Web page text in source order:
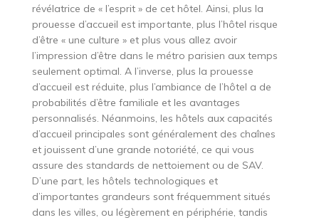
révélatrice de « l’esprit » de cet hôtel. Ainsi, plus la
prouesse d’accueil est importante, plus l’hôtel risque
d’être « une culture » et plus vous allez avoir
l’impression d’être dans le métro parisien aux temps
seulement optimal. A l’inverse, plus la prouesse
d’accueil est réduite, plus l’ambiance de l’hôtel a de
probabilités d’être familiale et les avantages
personnalisés. Néanmoins, les hôtels aux capacités
d’accueil principales sont généralement des chaînes
et jouissent d’une grande notoriété, ce qui vous
assure des standards de nettoiement ou de SAV.
D’une part, les hôtels technologiques et
d’importantes grandeurs sont fréquemment situés
dans les villes, ou légèrement en périphérie, tandis